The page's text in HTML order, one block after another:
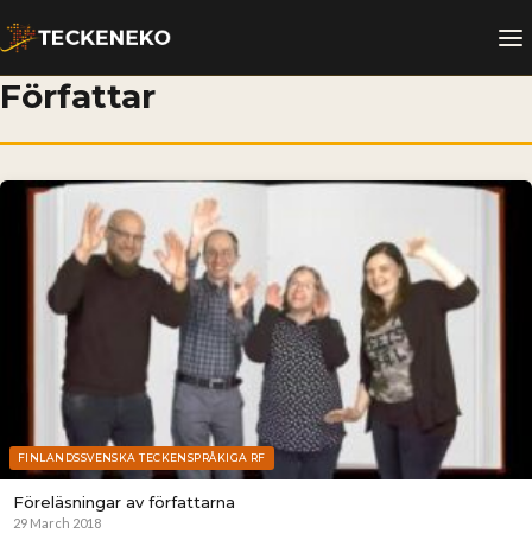
Författar
FINLANDSSVENSKA TECKENSPRÅKIGA RF
Föreläsningar av författarna
29 March 2018